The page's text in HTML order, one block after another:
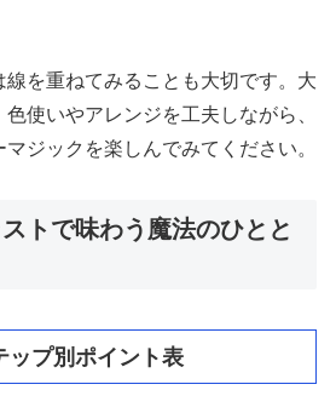
を重ねてみることも大切です。大
使いやアレンジを工夫しながら、
ジックを楽しんでみてください。
トで味わう魔法のひとと
ップ別ポイント表